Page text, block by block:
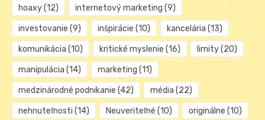
hoaxy(12) internetový marketing (9)
investovanie (9) inšpirácie (10) kancelária (13)
komunikácia (10) kritické myslenie (16) limity(20)
manipulácia (14) marketing (11)
medzinárodné podnikanie (42) média (22)
nehnuteľnosti (14) Neuveriteľné (10) originálne (10)